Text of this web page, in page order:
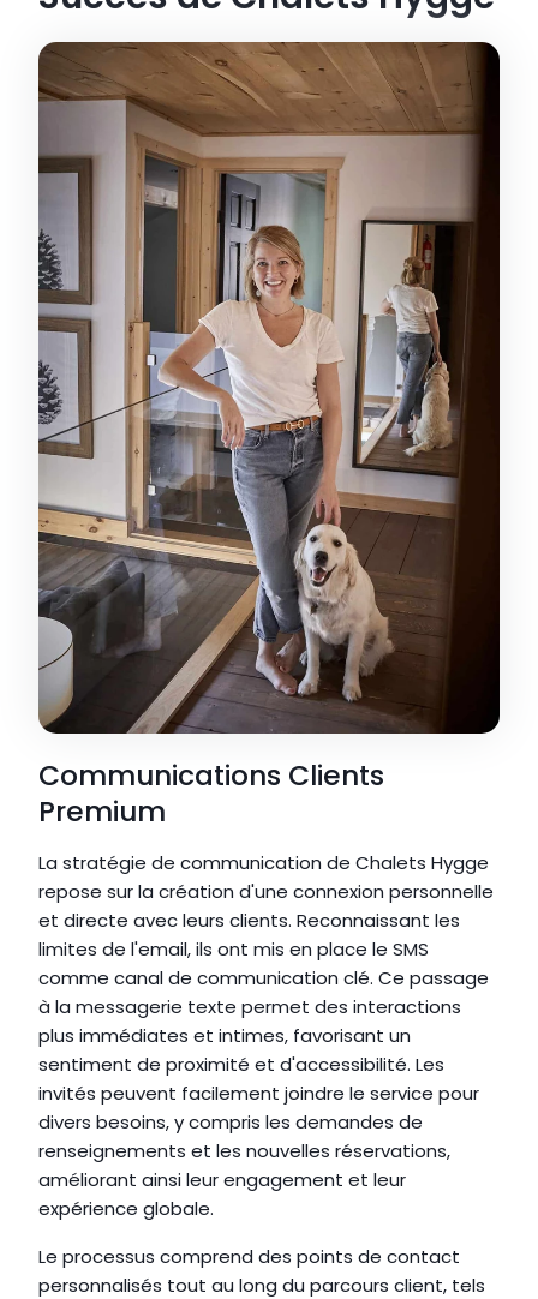
Communications Clients
Premium
La stratégie de communication de Chalets Hygge
repose sur la création d'une connexion personnelle
et directe avec leurs clients. Reconnaissant les
limites de l'email, ils ont mis en place le SMS
comme canal de communication clé. Ce passage
à la messagerie texte permet des interactions
plus immédiates et intimes, favorisant un
sentiment de proximité et d'accessibilité. Les
invités peuvent facilement joindre le service pour
divers besoins, y compris les demandes de
renseignements et les nouvelles réservations,
améliorant ainsi leur engagement et leur
expérience globale.
Le processus comprend des points de contact
personnalisés tout au long du parcours client, tels